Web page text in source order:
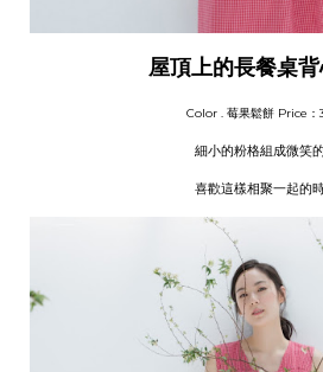
屋頂上的長餐桌
Color . 莓果鬆餅 Price：
細小的粉格組成微笑
喜歡這樣相聚一起的